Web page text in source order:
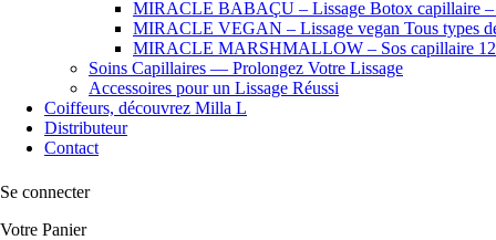
MIRACLE BABAÇU – Lissage Botox capillaire –
MIRACLE VEGAN – Lissage vegan Tous types
MIRACLE MARSHMALLOW – Sos capillaire
Soins Capillaires — Prolongez Votre Lissage
Accessoires pour un Lissage Réussi
Coiffeurs, découvrez Milla L
Distributeur
Contact
Se connecter
Votre Panier